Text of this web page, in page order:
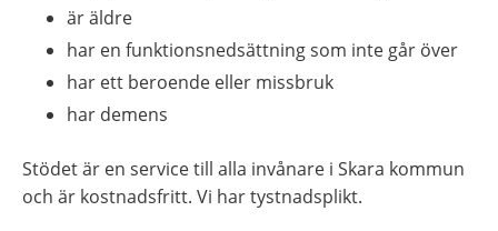
är äldre
har en funktionsnedsättning som inte går över
har ett beroende eller missbruk
har demens
Stödet är en service till alla invånare i Skara kommun
och är kostnadsfritt. Vi har tystnadsplikt.